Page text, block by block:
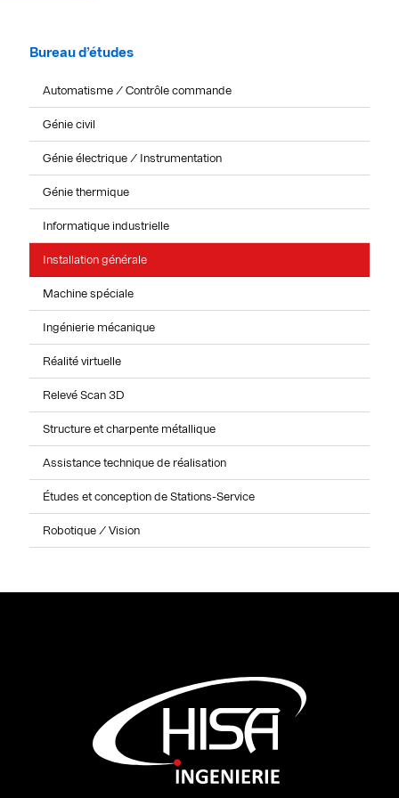
Bureau d’études
Automatisme / Contrôle commande
Génie civil
Génie électrique / Instrumentation
Génie thermique
Informatique industrielle
Installation générale
Machine spéciale
Ingénierie mécanique
Réalité virtuelle
Relevé Scan 3D
Structure et charpente métallique
Assistance technique de réalisation
Études et conception de Stations-Service
Robotique / Vision